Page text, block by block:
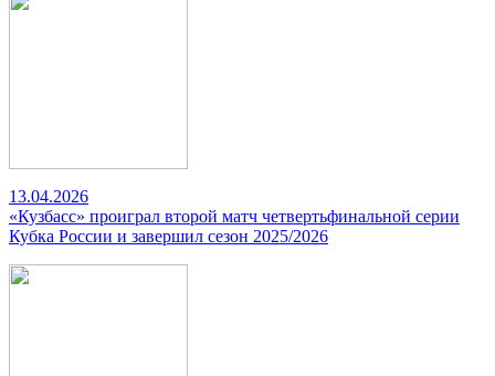
13.04.2026
«Кузбасс» проиграл второй матч четвертьфинальной серии
Кубка России и завершил сезон 2025/2026